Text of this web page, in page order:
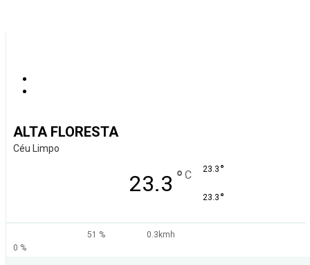
ALTA FLORESTA
Céu Limpo
23.3 ° C 23.3 °
23.3 °
51 %
0.3kmh
0 %